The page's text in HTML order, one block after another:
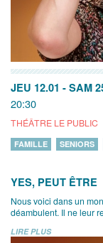
JEU 12.01 - SAM
20:30
THÉÂTRE LE PUBLIC
FAMILLE SENIORS
YES, PEUT ÊTRE
Nous voici dans un
déambulent. Il ne leur
LIRE PLUS